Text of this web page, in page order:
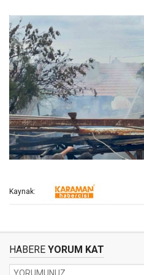
Kaynak:
HABERE YORUM KAT